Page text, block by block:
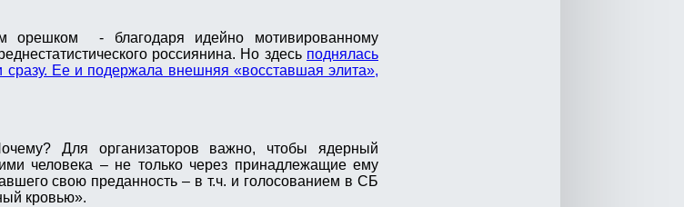
орешком - благодаря идейно мотивированному
россиянина. Но здесь поднялась
Ее и подержала внешняя «восставшая элита»,
Для организаторов важно, чтобы ядерный
человека – не только через принадлежащие ему
свою преданность – в т.ч. и голосованием в СБ
кровью».